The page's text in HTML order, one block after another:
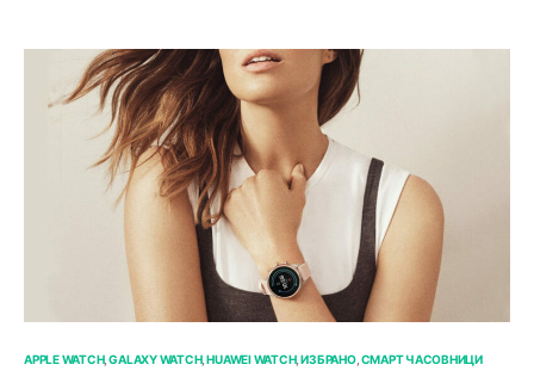
APPLE WATCH GALAXY WATCH HUAWEI WATCH ИЗБРАНО СМАРТ ЧАСОВНИЦИ